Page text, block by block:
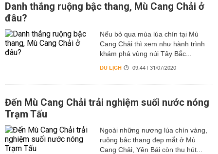
Danh thắng ruộng bậc thang, Mù Cang Chải ở
đâu?
Nếu bỏ qua mùa lúa chín tại Mù
Cang Chải thì xem như hành trình
khám phá vùng núi Tây Bắc...
DU LỊCH 09:44 | 31/07/2020
Đến Mù Cang Chải trải nghiệm suối nước nóng
Trạm Tấu
Ngoài những nương lúa chín vàng,
ruộng bậc thang đẹp mắt ở Mù
Cang Chải, Yên Bái còn thu hút...